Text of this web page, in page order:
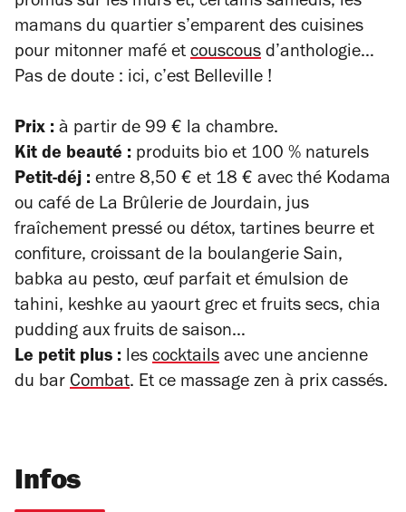
mamans du quartier s’emparent des cuisines
pour mitonner mafé et couscous d’anthologie…
Pas de doute : ici, c’est Belleville !
Prix : à partir de 99 € la chambre.
Kit de beauté : produits bio et 100 % naturels
Petit-déj : entre 8,50 € et 18 € avec thé Kodama
ou café de La Brûlerie de Jourdain, jus
fraîchement pressé ou détox, tartines beurre et
confiture, croissant de la boulangerie Sain,
babka au pesto, œuf parfait et émulsion de
tahini, keshke au yaourt grec et fruits secs, chia
pudding aux fruits de saison…
Le petit plus : les cocktails avec une ancienne
du bar Combat. Et ce massage zen à prix cassés.
Infos